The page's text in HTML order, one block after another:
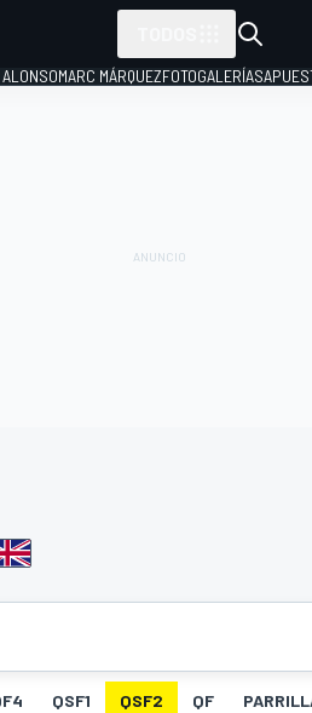
MARC MÁRQUEZFOTOGALERÍAS
QSF1 QSF2 QF